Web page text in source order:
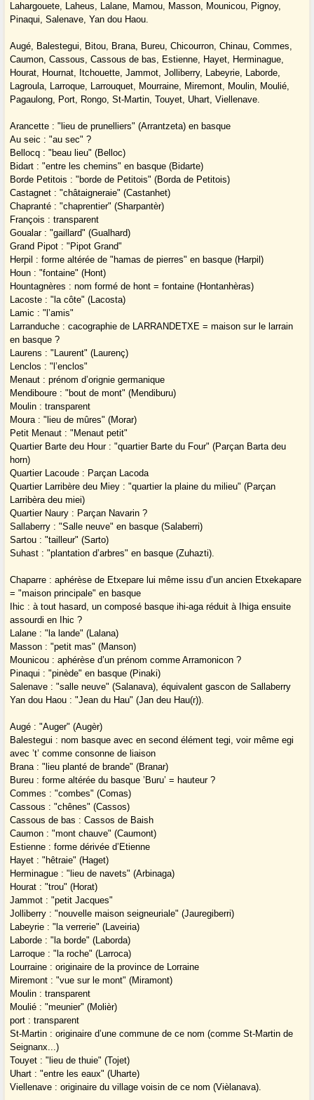
Lahargouete, Laheus, Lalane, Mamou, Masson, Mounicou, Pignoy,
Pinaqui, Salenave, Yan dou Haou.
Augé, Balestegui, Bitou, Brana, Bureu, Chicourron, Chinau, Commes,
Caumon, Cassous, Cassous de bas, Estienne, Hayet, Herminague,
Hourat, Hournat, Itchouette, Jammot, Jolliberry, Labeyrie, Laborde,
Lagroula, Larroque, Larrouquet, Mourraine, Miremont, Moulin, Moulié,
Pagaulong, Port, Rongo, St-Martin, Touyet, Uhart, Viellenave.
Arancette : "lieu de prunelliers" (Arrantzeta) en basque
Au seic : "au sec" ?
Bellocq : "beau lieu" (Belloc)
Bidart : "entre les chemins" en basque (Bidarte)
Borde Petitois : "borde de Petitois" (Borda de Petitois)
Castagnet : "châtaigneraie" (Castanhet)
Chapranté : "chaprentier" (Sharpantèr)
François : transparent
Goualar : "gaillard" (Gualhard)
Grand Pipot : "Pipot Grand"
Herpil : forme altérée de "hamas de pierres" en basque (Harpil)
Houn : "fontaine" (Hont)
Hountagnères : nom formé de hont = fontaine (Hontanhèras)
Lacoste : "la côte" (Lacosta)
Lamic : "l’amis"
Larranduche : cacographie de LARRANDETXE = maison sur le larrain
en basque ?
Laurens : "Laurent" (Laurenç)
Lenclos : "l’enclos"
Menaut : prénom d’orignie germanique
Mendiboure : "bout de mont" (Mendiburu)
Moulin : transparent
Moura : "lieu de mûres" (Morar)
Petit Menaut : "Menaut petit"
Quartier Barte deu Hour : "quartier Barte du Four" (Parçan Barta deu
horn)
Quartier Lacoude : Parçan Lacoda
Quartier Larribère deu Miey : "quartier la plaine du milieu" (Parçan
Larribèra deu miei)
Quartier Naury : Parçan Navarin ?
Sallaberry : "Salle neuve" en basque (Salaberri)
Sartou : "tailleur" (Sarto)
Suhast : "plantation d’arbres" en basque (Zuhazti).
Chaparre : aphérèse de Etxepare lui même issu d’un ancien Etxekapare
= "maison principale" en basque
Ihic : à tout hasard, un composé basque ihi-aga réduit à Ihiga ensuite
assourdi en Ihic ?
Lalane : "la lande" (Lalana)
Masson : "petit mas" (Manson)
Mounicou : aphérèse d’un prénom comme Arramonicon ?
Pinaqui : "pinède" en basque (Pinaki)
Salenave : "salle neuve" (Salanava), équivalent gascon de Sallaberry
Yan dou Haou : "Jean du Hau" (Jan deu Hau(r)).
Augé : "Auger" (Augèr)
Balestegui : nom basque avec en second élément tegi, voir même egi
avec ’t’ comme consonne de liaison
Brana : "lieu planté de brande" (Branar)
Bureu : forme altérée du basque ’Buru’ = hauteur ?
Commes : "combes" (Comas)
Cassous : "chênes" (Cassos)
Cassous de bas : Cassos de Baish
Caumon : "mont chauve" (Caumont)
Estienne : forme dérivée d’Etienne
Hayet : "hêtraie" (Haget)
Herminague : "lieu de navets" (Arbinaga)
Hourat : "trou" (Horat)
Jammot : "petit Jacques"
Jolliberry : "nouvelle maison seigneuriale" (Jauregiberri)
Labeyrie : "la verrerie" (Laveiria)
Laborde : "la borde" (Laborda)
Larroque : "la roche" (Larroca)
Lourraine : originaire de la province de Lorraine
Miremont : "vue sur le mont" (Miramont)
Moulin : transparent
Moulié : "meunier" (Molièr)
port : transparent
St-Martin : originaire d’une commune de ce nom (comme St-Martin de
Seignanx...)
Touyet : "lieu de thuie" (Tojet)
Uhart : "entre les eaux" (Uharte)
Viellenave : originaire du village voisin de ce nom (Vièlanava).